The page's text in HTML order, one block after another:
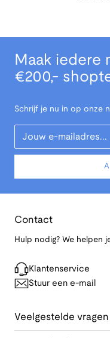
Maak iedere
€200,-
Schrijf je nu in op onze
Your Email
Contact
Hulp nodig? We helpen
Klantenservice
Stuur een e-mail
Veelgestelde vragen